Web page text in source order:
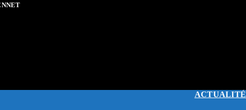
ACTUALITÉ